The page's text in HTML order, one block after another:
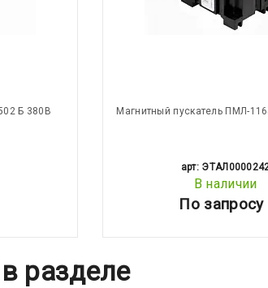
Б 380В Магнитный пускатель ПМЛ-
арт:
В наличии
По запросу
разделе